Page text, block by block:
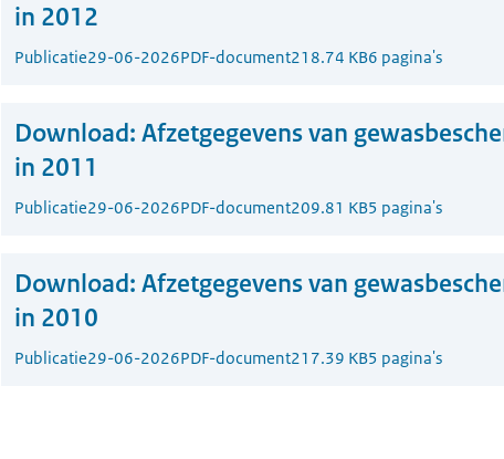
in 2012
Publicatie29-06-2026PDF-document218.74 KB6 pagina's
Download: Afzetgegevens van
in 2011
Publicatie29-06-2026PDF-document209.81 KB5 pagina's
Download: Afzetgegevens van
in 2010
Publicatie29-06-2026PDF-document217.39 KB5 pagina's